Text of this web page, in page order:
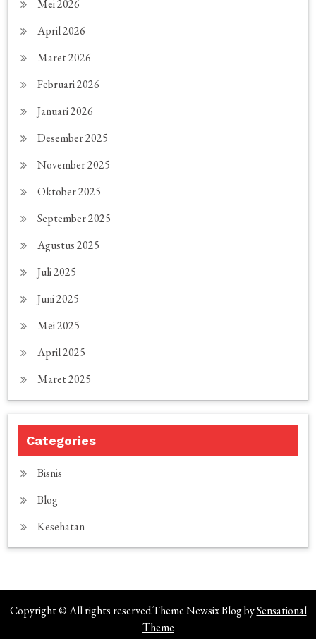
Mei 2026
April 2026
Maret 2026
Februari 2026
Januari 2026
Desember 2025
November 2025
Oktober 2025
September 2025
Agustus 2025
Juli 2025
Juni 2025
Mei 2025
April 2025
Maret 2025
Categories
Bisnis
Blog
Kesehatan
Copyright © All rights reserved.Theme Newsix Blog bySensational
Theme